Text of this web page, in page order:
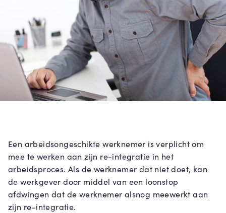
Een arbeidsongeschikte werknemer is verplicht om
mee te werken aan zijn re-integratie in het
arbeidsproces. Als de werknemer dat niet doet, kan
de werkgever door middel van een loonstop
afdwingen dat de werknemer alsnog meewerkt aan
zijn re-integratie.